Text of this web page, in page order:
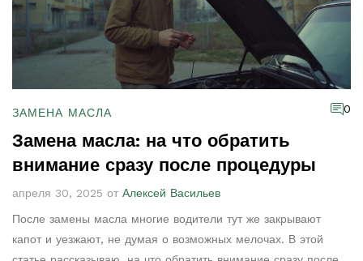
ЗАМЕНА МАСЛА 0
Замена масла: на что обратить
внимание сразу после процедуры
апреля 30, 2025 от Алексей Васильев
После замены масла многие водители тут же закрывают
капот и уезжают, не думая о возможных мелочах. В этой